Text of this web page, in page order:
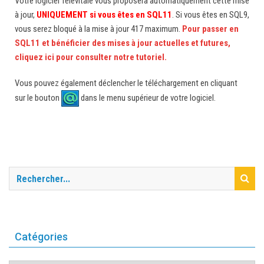
à jour, UNIQUEMENT si vous êtes en SQL11 . Si vous êtes en SQL9,
vous serez bloqué à la mise à jour 417 maximum. Pour passer en
SQL11 et bénéficier des mises à jour actuelles et futures,
cliquez ici pour consulter notre tutoriel.
Vous pouvez également déclencher le téléchargement en cliquant
sur le bouton
dans le menu supérieur de votre logiciel.
Catégories